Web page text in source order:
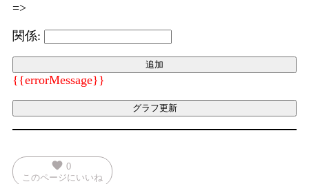
=>
関係:
{{errorMessage}}
favorite 0
このページにいいね